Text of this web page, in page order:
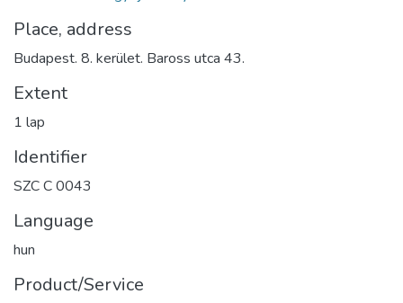
Place, address
Budapest. 8. kerület. Baross utca 43.
Extent
1 lap
Identifier
SZC C 0043
Language
hun
Product/Service